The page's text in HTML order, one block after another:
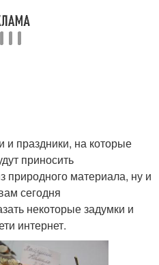
и праздники, на которые
приносить
природного материала, ну и
сегодня
некоторые задумки и
интернет.